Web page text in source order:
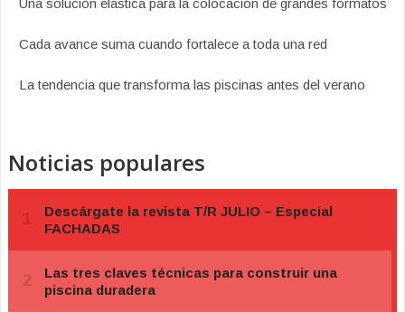
Una solución elástica para la colocación de grandes formatos
Cada avance suma cuando fortalece a toda una red
La tendencia que transforma las piscinas antes del verano
Noticias populares